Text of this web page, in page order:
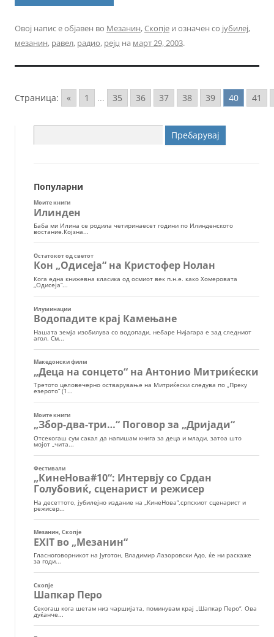
Овој напис е објавен во Мезанин,Скопје и означен со јубилеј,
мезанин, равел, радио, рејџ на март 29, 2003.
Страница: « 1 ... 35 36 37 38 39 40 41
за:
Популарни